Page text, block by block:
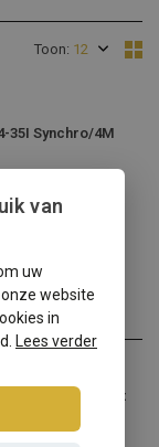
Toon:
35I Synchro/4M
35I sedan/variant
van
uw
website
in
Lees verder